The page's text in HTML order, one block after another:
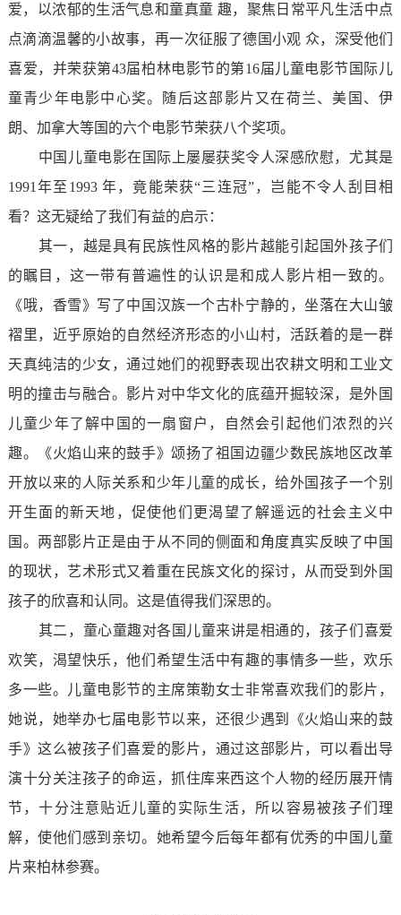
爱，以浓郁的生活气息和童真童 趣，聚焦日常平凡生活中点
点滴滴温馨的小故事，再一次征服了德国小观 众，深受他们
喜爱，并荣获第43届柏林电影节的第16届儿童电影节国际儿
童青少年电影中心奖。随后这部影片又在荷兰、美国、伊
朗、加拿大等国的六个电影节荣获八个奖项。
中国儿童电影在国际上屡屡获奖令人深感欣慰，尤其是
1991年至1993 年，竟能荣获“三连冠”，岂能不令人刮目相
看？这无疑给了我们有益的启示：
其一，越是具有民族性风格的影片越能引起国外孩子们
的瞩目，这一带有普遍性的认识是和成人影片相一致的。
《哦，香雪》写了中国汉族一个古朴宁静的，坐落在大山皱
褶里，近乎原始的自然经济形态的小山村，活跃着的是一群
天真纯洁的少女，通过她们的视野表现出农耕文明和工业文
明的撞击与融合。影片对中华文化的底蕴开掘较深，是外国
儿童少年了解中国的一扇窗户，自然会引起他们浓烈的兴
趣。《火焰山来的鼓手》颂扬了祖国边疆少数民族地区改革
开放以来的人际关系和少年儿童的成长，给外国孩子一个别
开生面的新天地，促使他们更渴望了解遥远的社会主义中
国。两部影片正是由于从不同的侧面和角度真实反映了中国
的现状，艺术形式又着重在民族文化的探讨，从而受到外国
孩子的欣喜和认同。这是值得我们深思的。
其二，童心童趣对各国儿童来讲是相通的，孩子们喜爱
欢笑，渴望快乐，他们希望生活中有趣的事情多一些，欢乐
多一些。儿童电影节的主席策勒女士非常喜欢我们的影片，
她说，她举办七届电影节以来，还很少遇到《火焰山来的鼓
手》这么被孩子们喜爱的影片，通过这部影片，可以看出导
演十分关注孩子的命运，抓住库来西这个人物的经历展开情
节，十分注意贴近儿童的实际生活，所以容易被孩子们理
解，使他们感到亲切。她希望今后每年都有优秀的中国儿童
片来柏林参赛。